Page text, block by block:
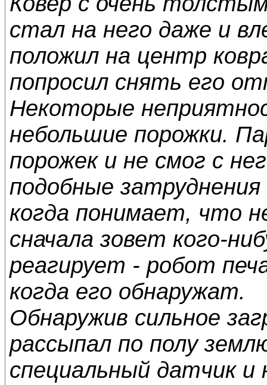
стал на него даже и
положил на центр
попросил снять его
Некоторые
небольшие порожки.
порожек и не смог с
подобные
когда понимает, что
сначала зовет кого-
реагирует - робот
когда его обнаружат.
Обнаружив сильное
рассыпал по полу
специальный датчик